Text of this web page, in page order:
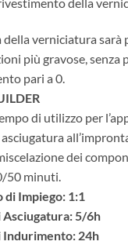
della verniciatura
più gravose, senza
pari a 0.
di utilizzo per
asciugatura
dei
50 minuti.
di Impiego: 1:1
Asciugatura: 5/6h
Indurimento: 24h